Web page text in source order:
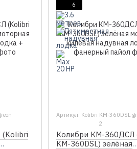
6
Артикул: Kolibri KM-360DSL
2
Колибри КМ-360ДСЛ
KM-360DSL) зелёная